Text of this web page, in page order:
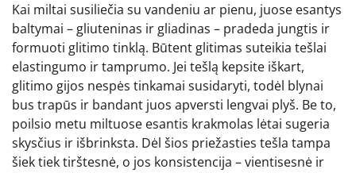
Kai miltai susiliečia su vandeniu ar pienu, juose esantys
baltymai – gliuteninas ir gliadinas – pradeda jungtis ir
formuoti glitimo tinklą. Būtent glitimas suteikia tešlai
elastingumo ir tamprumo. Jei tešlą kepsite iškart,
glitimo gijos nespės tinkamai susidaryti, todėl blynai
bus trapūs ir bandant juos apversti lengvai plyš. Be to,
poilsio metu miltuose esantis krakmolas lėtai sugeria
skysčius ir išbrinksta. Dėl šios priežasties tešla tampa
šiek tiek tirštesnė, o jos konsistencija – vientisesnė ir